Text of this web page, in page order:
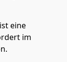
ist eine
im